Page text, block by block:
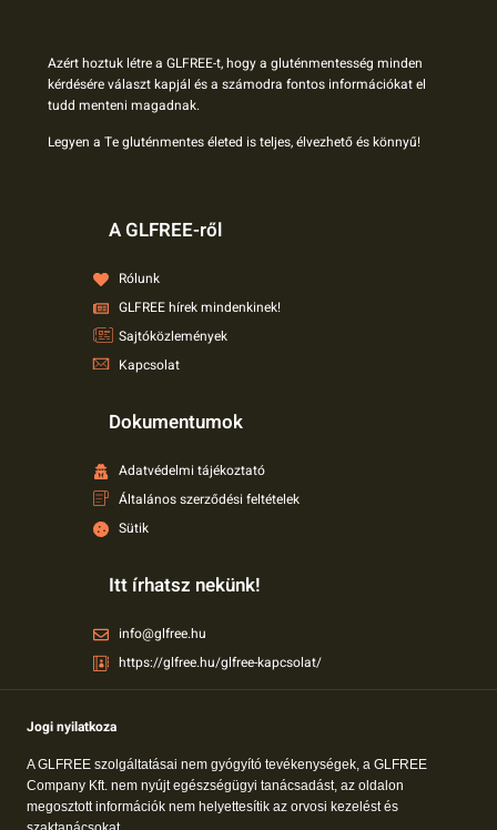
Azért hoztuk létre a GLFREE-t, hogy a gluténmentesség minden
kérdésére választ kapjál és a számodra fontos információkat el
tudd menteni magadnak.
Legyen a Te gluténmentes életed is teljes, élvezhető és könnyű!
A GLFREE-ről
Rólunk
GLFREE hírek mindenkinek!
Sajtóközlemények
Kapcsolat
Dokumentumok
Adatvédelmi tájékoztató
Általános szerződési feltételek
Sütik
Itt írhatsz nekünk!
info@glfree.hu
https://glfree.hu/glfree-kapcsolat/
Jogi nyilatkoza
A GLFREE szolgáltatásai nem gyógyító tevékenységek, a GLFREE
Company Kft. nem nyújt egészségügyi tanácsadást, az oldalon
megosztott információk nem helyettesítik az orvosi kezelést és